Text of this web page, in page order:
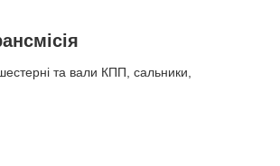
та вали КПП, сальники,